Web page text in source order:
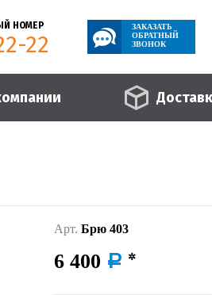
НОМЕР
22
ЗАКАЗАТЬ
ОБРАТНЫЙ
ЗВОНОК
Арт. Брю 403
6 400 a